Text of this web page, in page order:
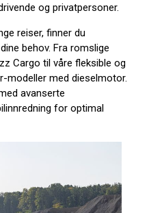
og privatpersoner.
reiser, finner du
behov. Fra romslige
Cargo til våre fleksible og
modeller med dieselmotor.
avanserte
for optimal